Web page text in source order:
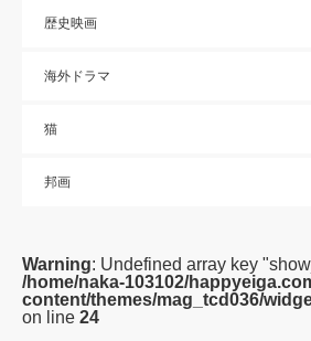
歴史映画
海外ドラマ
猫
邦画
Warning: Undefined array key
/home/naka-103102/
content/themes/mag_tcd036/
on line 24